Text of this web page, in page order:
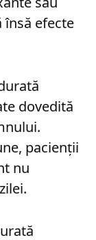
însă efecte
dovedită
pacienții
nu